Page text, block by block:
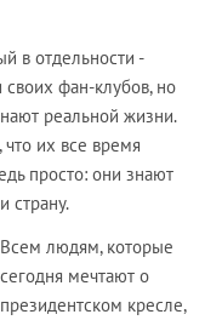
в отдельности -
фан-клубов, но
реальной жизни.
их все время
просто: они знают
страну.
Всем людям, которые
сегодня мечтают о
президентском кресле,